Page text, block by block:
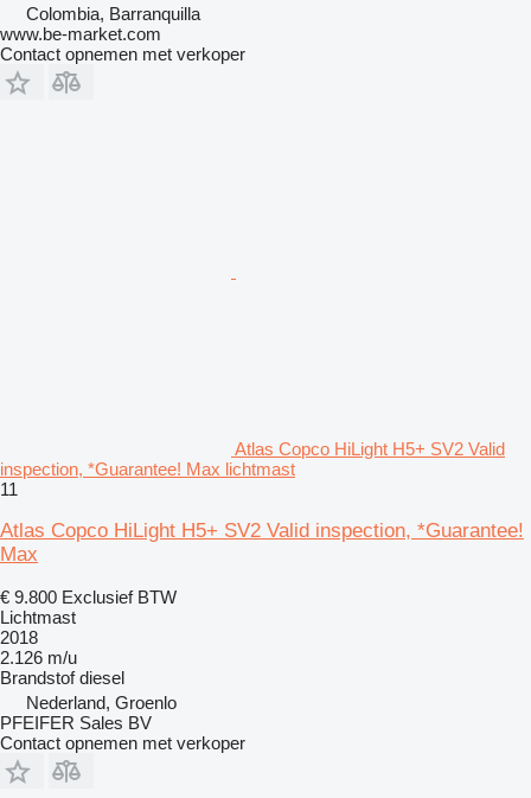
Colombia, Barranquilla
www.be-market.com
Contact opnemen met verkoper
Atlas Copco HiLight H5+ SV2 Valid
inspection, *Guarantee! Max lichtmast
11
Atlas Copco HiLight H5+ SV2 Valid inspection, *Guarantee!
Max
€ 9.800 Exclusief BTW
Lichtmast
2018
2.126 m/u
Brandstof diesel
Nederland, Groenlo
PFEIFER Sales BV
Contact opnemen met verkoper